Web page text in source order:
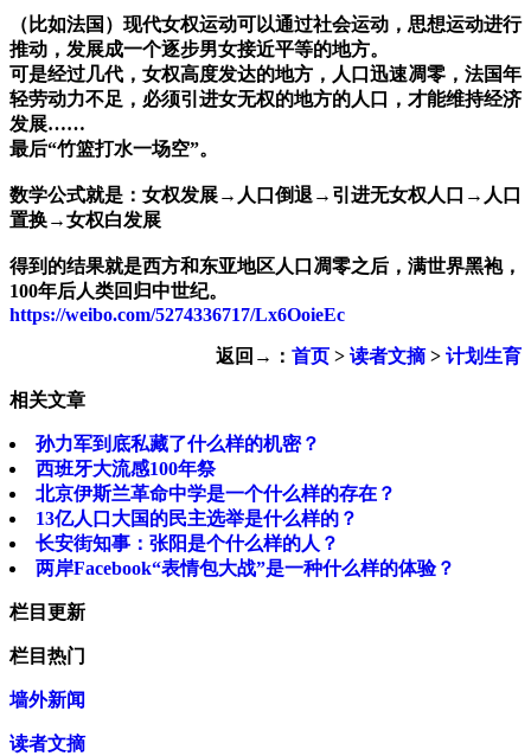
（比如法国）现代女权运动可以通过社会运动，思想运动进行
推动，发展成一个逐步男女接近平等的地方。
可是经过几代，女权高度发达的地方，人口迅速凋零，法国年
轻劳动力不足，必须引进女无权的地方的人口，才能维持经济
发展……
最后“竹篮打水一场空”。
数学公式就是：女权发展→人口倒退→引进无女权人口→人口
置换→女权白发展
得到的结果就是西方和东亚地区人口凋零之后，满世界黑袍，
100年后人类回归中世纪。
https://weibo.com/5274336717/Lx6OoieEc
返回→： 首页 > 读者文摘> 计划生育
相关文章
孙力军到底私藏了什么样的机密？
西班牙大流感100年祭
北京伊斯兰革命中学是一个什么样的存在？
13亿人口大国的民主选举是什么样的？
长安街知事：张阳是个什么样的人？
两岸Facebook“表情包大战”是一种什么样的体验？
栏目更新
栏目热门
墙外新闻
读者文摘